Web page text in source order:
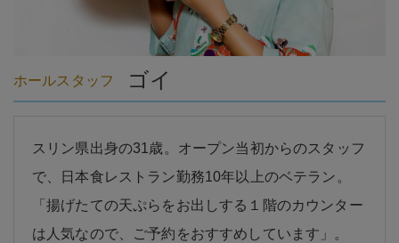
ホールスタッフ ゴイ
スリン県出身の31歳。オープン当初からのスタッフ
で、日本食レストラン勤務10年以上のベテラン。
「揚げたての天ぷらをお出しする１階のカウンター
は人気なので、ご予約をおすすめしています」。